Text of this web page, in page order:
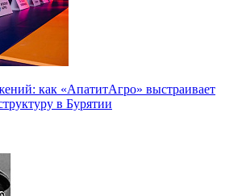
как «АпатитАгро» выстраивает
в Бурятии